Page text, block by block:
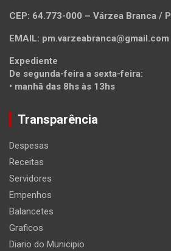
CEP: 64.773-000 – Várzea Branca / PI
EMAIL: pm.varzeabranca@gmail.com
Expediente
De segunda-feira a sexta-feira:
• manhã das 8hs às 13hs
Transparência
Despesas
Receitas
Servidores
Empenhos
Balancetes
Graficos
Diario do Municipio